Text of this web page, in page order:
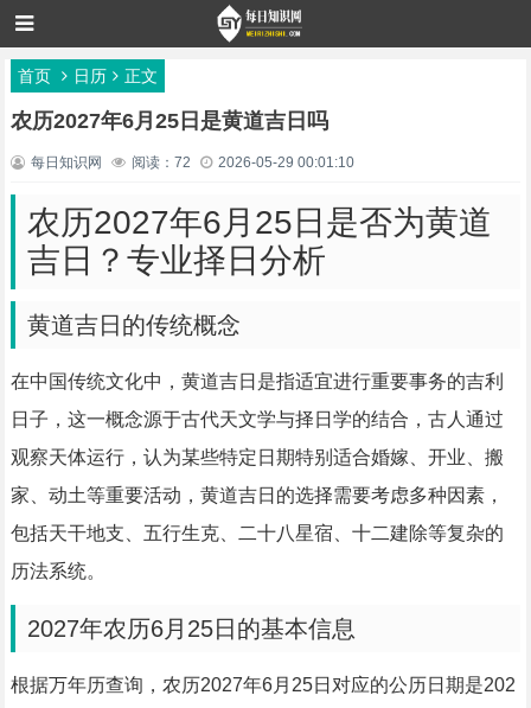
首页 日历 正文
农历2027年6月25日是黄道吉日吗
每日知识网 阅读：72 2026-05-29 00:01:10
农历2027年6月25日是否为黄道
吉日？专业择日分析
黄道吉日的传统概念
在中国传统文化中，黄道吉日是指适宜进行重要事务的吉利
日子，这一概念源于古代天文学与择日学的结合，古人通过
观察天体运行，认为某些特定日期特别适合婚嫁、开业、搬
家、动土等重要活动，黄道吉日的选择需要考虑多种因素，
包括天干地支、五行生克、二十八星宿、十二建除等复杂的
历法系统。
2027年农历6月25日的基本信息
根据万年历查询，农历2027年6月25日对应的公历日期是202